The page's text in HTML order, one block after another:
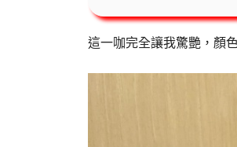
這一咖完全讓我驚艷，顏